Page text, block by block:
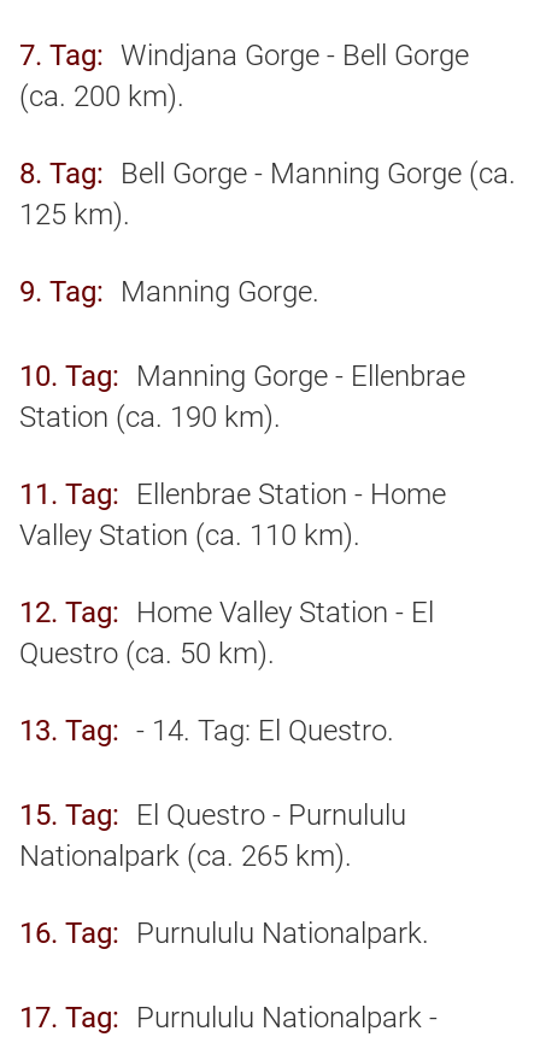
7. Tag
Windjana Gorge - Bell Gorge
(ca. 200 km).
8. Tag
Bell Gorge - Manning Gorge (ca.
125 km).
9. Tag Manning Gorge.
10. Tag
Manning Gorge - Ellenbrae
Station (ca. 190 km).
11. Tag
Ellenbrae Station - Home
Valley Station (ca. 110 km).
12. Tag
Home Valley Station - El
Questro (ca. 50 km).
13. Tag - 14. Tag: El Questro.
15. Tag
El Questro - Purnululu
Nationalpark (ca. 265 km).
16. Tag Purnululu Nationalpark.
17. Tag
Purnululu Nationalpark -